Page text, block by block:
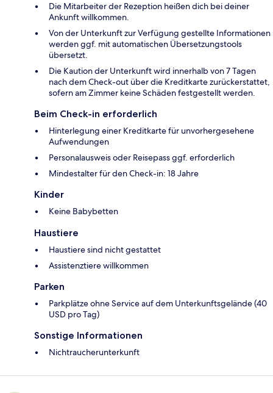
Die Mitarbeiter der Rezeption heißen dich bei deiner
Ankunft willkommen.
Von der Unterkunft zur Verfügung gestellte Informationen
werden ggf. mit automatischen Übersetzungstools
übersetzt.
Die Kaution der Unterkunft wird innerhalb von 7 Tagen
nach dem Check-out über die Kreditkarte zurückerstattet,
sofern am Zimmer keine Schäden festgestellt werden.
Beim Check-in erforderlich
Hinterlegung einer Kreditkarte für unvorhergesehene
Aufwendungen
Personalausweis oder Reisepass ggf. erforderlich
Mindestalter für den Check-in: 18 Jahre
Kinder
Keine Babybetten
Haustiere
Haustiere sind nicht gestattet
Assistenztiere willkommen
Parken
Parkplätze ohne Service auf dem Unterkunftsgelände (40
USD pro Tag)
Sonstige Informationen
Nichtraucherunterkunft